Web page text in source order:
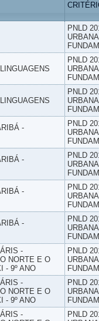
PNLD
PNLD
PNLD
-
PNLD
-
PNLD
-
PNLD
-
PNLD
-
NORTE E O
- 9º ANO
PNLD
-
NORTE E O
- 9º ANO
PNLD
-
PNLD